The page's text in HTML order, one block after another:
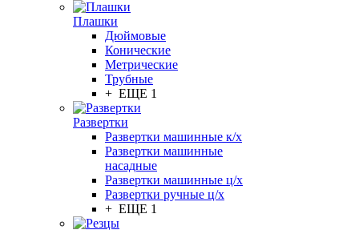
Плашки
Дюймовые
Конические
Метрические
Трубные
+ ЕЩЕ 1
Развертки
Развертки машинные к/х
Развертки машинные
насадные
Развертки машинные ц/х
Развертки ручные ц/х
+ ЕЩЕ 1